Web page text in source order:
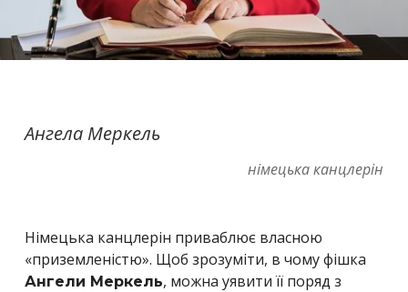
Ангела Меркель
німецька канцлерін
Німецька канцлерін приваблює власною
«приземленістю». Щоб зрозуміти, в чому фішка
Ангели Меркель, можна уявити її поряд з